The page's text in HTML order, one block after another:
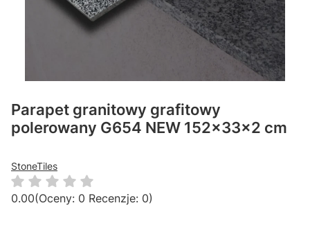
Parapet granitowy grafitowy
polerowany G654 NEW 152x33x2 cm
StoneTiles
0.00(Oceny: 0 Recenzje: 0)